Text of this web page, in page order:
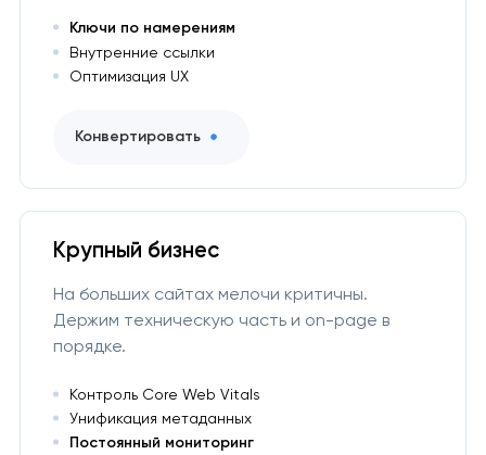
Ключи по намерениям
Внутренние ссылки
Оптимизация UX
Конвертировать
Крупный бизнес
На больших сайтах мелочи критичны.
Держим техническую часть и on-page в
порядке.
Контроль Core Web Vitals
Унификация метаданных
Постоянный мониторинг